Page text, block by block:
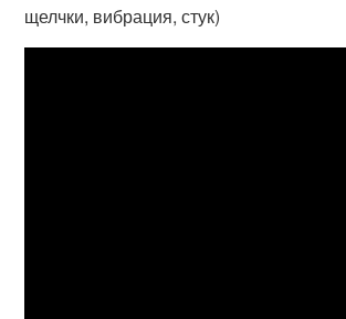
щелчки, вибрация, стук)